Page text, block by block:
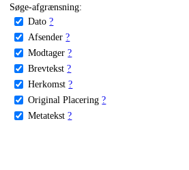
Søge-afgrænsning:
Dato ?
Afsender ?
Modtager ?
Brevtekst ?
Herkomst ?
Original Placering ?
Metatekst ?